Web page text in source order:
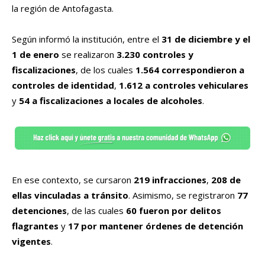
la región de Antofagasta.
Según informó la institución, entre el 31 de diciembre y el
1 de enero se realizaron 3.230 controles y
fiscalizaciones, de los cuales 1.564 correspondieron a
controles de identidad, 1.612 a controles vehiculares
y 54 a fiscalizaciones a locales de alcoholes.
En ese contexto, se cursaron 219 infracciones, 208 de
ellas vinculadas a tránsito. Asimismo, se registraron 77
detenciones, de las cuales 60 fueron por delitos
flagrantes y 17 por mantener órdenes de detención
vigentes.